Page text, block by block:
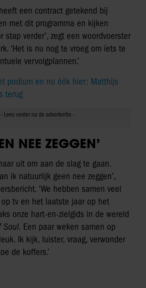
een contract getekend bij
met dit programma en kijken
stap verder’, zegt een woordvoerster
‘Het is nu nog te vroeg om iets te
vervolgplannen.’
podium en nu óók hier: Matthijs
terug
NEE ZEGGEN’
uit om aan de slag te gaan.
ik natuurlijk geen nee zeggen’,
‘We hebben samen veel
op tv en het laatste jaar op het
onze hart-en-zielgids in de wereld
Soul. Een paar weken samen op
Ik kijk, luister, vraag, verwonder
de koffers.’